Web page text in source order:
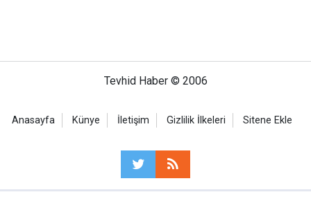
Tevhid Haber © 2006
Anasayfa Künye İletişim Gizlilik İlkeleri Sitene Ekle